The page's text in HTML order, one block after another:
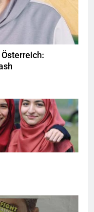
Muslime zu stigmatisieren,
Quelle©CC-BY-2.0
CC-BY-SA-1.0